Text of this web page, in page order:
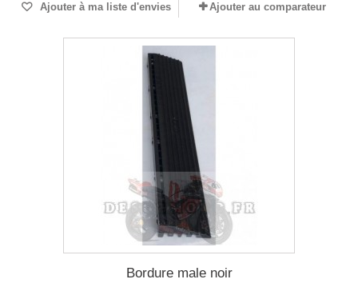
Ajouter à ma liste d'envies Ajouter au comparateur
Bordure male noir